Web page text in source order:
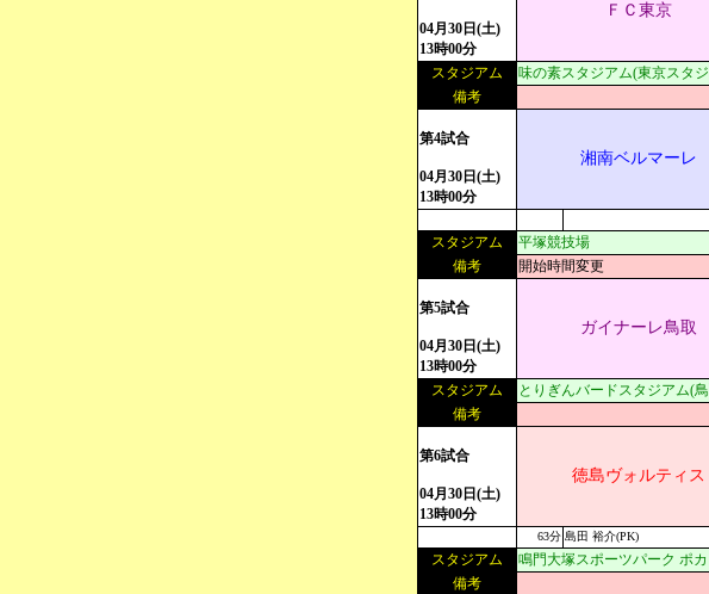
04月30日(土)
13時00分
ＦＣ東京
スタジアム 味の素スタジアム(東京スタ
備考
第4試合
04月30日(土)
13時00分
湘南ベルマーレ
スタジアム 平塚競技場
備考
開始時間変更
第5試合
04月30日(土)
13時00分
ガイナーレ鳥取
スタジアム とりぎんバードスタジアム(
備考
第6試合
04月30日(土)
13時00分
徳島ヴォルティス
63分 島田 裕介(PK)
スタジアム 鳴門大塚スポーツパーク ポ
備考